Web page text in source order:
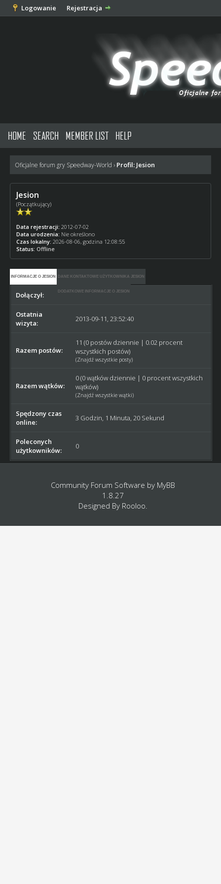
Logowanie Rejestracja
HOME SEARCH MEMBER LIST HELP
Oficjalne forum gry Speedway-World › Profil: Jesion
Jesion
(Początkujący)
Data rejestracji: 2012-07-02
Data urodzenia: Nie określono
Czas lokalny: 2026-08-06, godzina 12:08:55
Status: Offline
INFORMACJE O JESION DANE KONTAKTOWE UŻYTKOWNIKA JESION
DODATKOWE INFORMACJE O JESION
Dołączył: 2012-07-02
Ostatnia
wizyta:
2013-09-11, 23:52:40
Razem postów:
11 (0 postów dziennie | 0.02 procent
wszystkich postów)
(Znajdź wszystkie posty)
Razem wątków:
0 (0 wątków dziennie | 0 procent wszystkich
wątków)
(Znajdź wszystkie wątki)
Spędzony czas
online:
3 Godzin, 1 Minuta, 20 Sekund
Poleconych
użytkowników:
0
Community Forum Software by MyBB
1.8.27
Designed By Rooloo.